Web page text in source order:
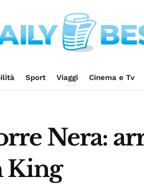
Sport Viaggi Cinema e Tv
Nera:
King